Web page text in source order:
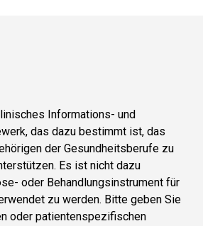
Informations- und
das dazu bestimmt ist, das
der Gesundheitsberufe zu
Es ist nicht dazu
oder Behandlungsinstrument für
zu werden. Bitte geben Sie
oder patientenspezifischen